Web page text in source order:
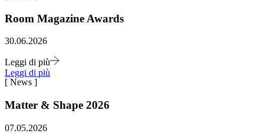
Room Magazine Awards
30.06.2026
Leggi di più
Leggi di più
[ News ]
Matter & Shape 2026
07.05.2026